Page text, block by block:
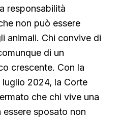
responsabilità
non può essere
animali. Chi convive di
di un
crescente. Con la
2024, la Corte
che chi vive una
essere sposato non